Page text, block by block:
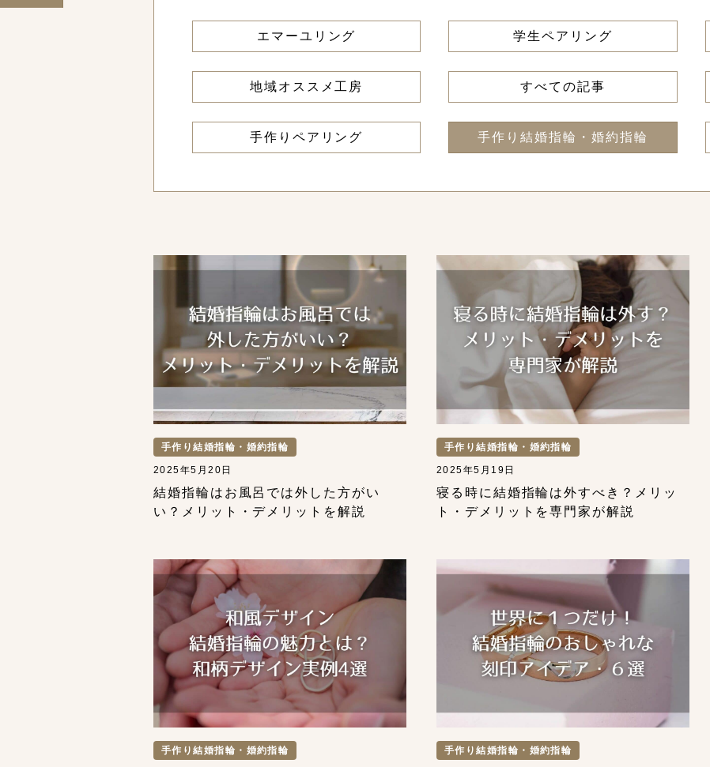
エマーユリング 学生ペアリング
地域オススメ工房 すべての記事
手作りペアリング 手作り結婚指輪・婚約指輪
手作り結婚指輪・婚約指輪
2025年5月20日
結婚指輪はお風呂では外した方がい
い？メリット・デメリットを解説
手作り結婚指輪・婚約指輪
2025年5月19日
寝る時に結婚指輪は外すべき？メリッ
ト・デメリットを専門家が解説
手作り結婚指輪・婚約指輪 手作り結婚指輪・婚約指輪